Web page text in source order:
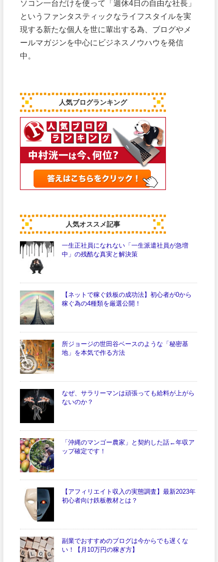
ソコン一台だけを使って「週休4日の自由な社長」
というファンタスティックなライフスタイルを実
現する新たな個人を世に輩出する為、ブログやメ
ールマガジンを中心にビジネスノウハウを発信
中。
人気ブログランキング
人気オススメ記事
一生正社員になれない「一生派遣社員が急増
中」の残酷な真実と解決策
【ネットで稼ぐ鉄板の成功法】初心者が0から
稼ぐ為の4種類を厳選公開！
所ジョージの世田谷ベースのような「秘密基
地」を本気で作る方法
なぜ、サラリーマンは頑張っても給料が上がら
ないのか？
「沖縄のマンゴー農家」と契約した話←年収ア
ップ確定です！
【アフィリエイト収入の実態調査】最新2023年
初心者向け鉄板教材とは？
副業でおすすめのブログは今からでも遅くな
い！【月10万円の稼ぎ方】